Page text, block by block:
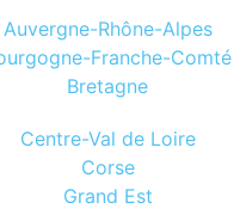
Auvergne-Rhône-Alpes
Franche-Comté
Bretagne
Centre-Val de Loire
Corse
Grand Est